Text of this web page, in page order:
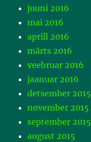
juuni 2016
mai 2016
aprill 2016
märts 2016
veebruar 2016
jaanuar 2016
detsember 2015
november 2015
september 2015
august 2015